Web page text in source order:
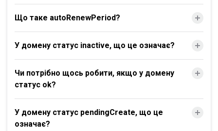
Що таке autoRenewPeriod?
У домену статус inactive, що це означає?
Чи потрібно щось робити, якщо у домену
статус ok?
У домену статус pendingCreate, що це
означає?